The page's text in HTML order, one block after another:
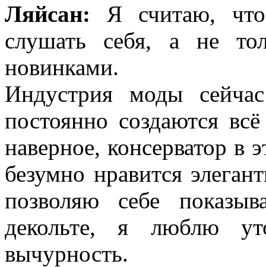
Ляйсан: Я считаю,
слушать себя, а не
новинками.
Индустрия моды
постоянно создаются
наверное, консерватор в
безумно нравится
позволяю себе
декольте, я люблю
вычурность.